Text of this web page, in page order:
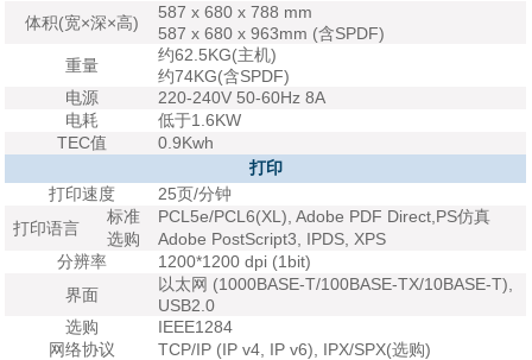
体积(宽×深×高)
587 x 680 x 788 mm
587 x 680 x 963mm (含SPDF)
重量
约62.5KG(主机)
约74KG(含SPDF)
电源
220-240V 50-60Hz 8A
电耗
低于1.6KW
TEC值
0.9Kwh
打印
打印速度
25页/分钟
打印语言
标准
PCL5e/PCL6(XL), Adobe PDF Direct,PS仿真
选购
Adobe PostScript3, IPDS, XPS
分辨率
1200*1200 dpi (1bit)
界面
以太网 (1000BASE-T/100BASE-TX/10BASE-T),
USB2.0
选购
IEEE1284
网络协议
TCP/IP (IP v4, IP v6), IPX/SPX(选购)